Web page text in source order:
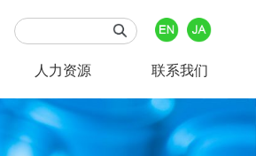
人力资源 联系我们